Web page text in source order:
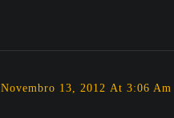
Novembro 13, 2012 At 3:06 Am